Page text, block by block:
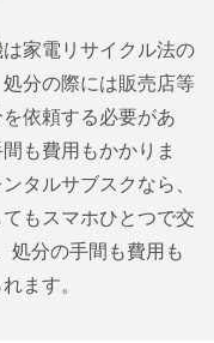
家電リサイクル法の
処分の際には販売店等
依頼する必要があ
間も費用もかかりま
タルサブスクなら、
もスマホひとつで交
処分の手間も費用も
ます。